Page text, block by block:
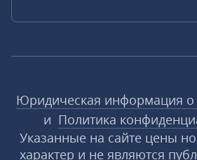
Юридическая информация о
и Политика
Указанные на сайте цены
характер и не являются